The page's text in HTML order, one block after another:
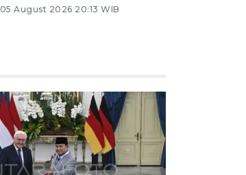
05 August 2026 20:13 WIB